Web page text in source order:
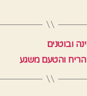
ובוטנים
הריח והטעם משגע